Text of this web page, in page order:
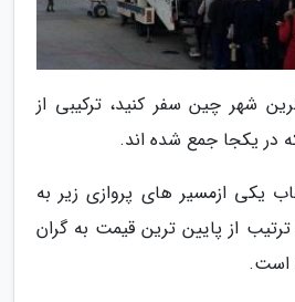
شهر چین سفر کنید، ترکیبی از
در یکجا جمع شده اند.
یکی ازمسیر های پروازی زیر به
از پایین ترین قیمت به گران
است.